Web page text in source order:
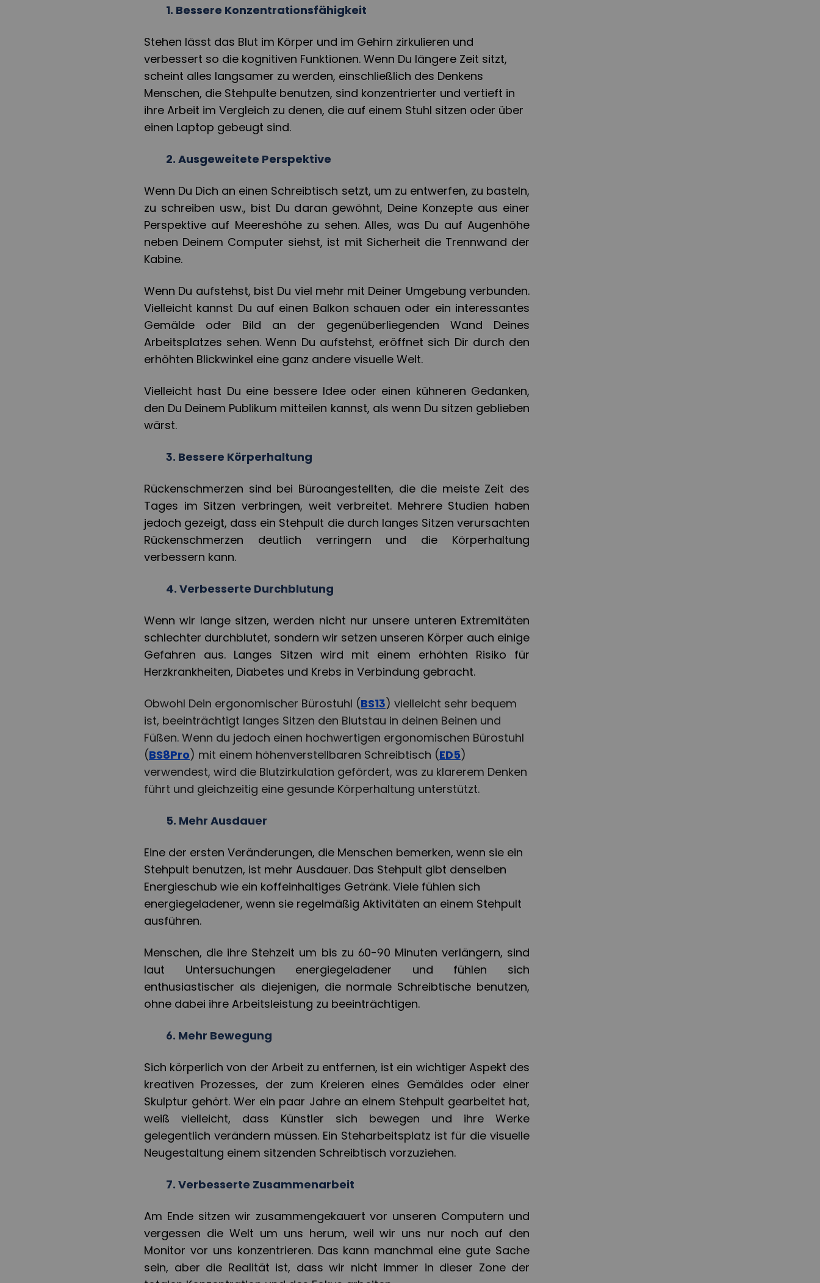
1. Bessere Konzentrationsfähigkeit
Stehen lässt das Blut im Körper und im Gehirn zirkulieren und
verbessert so die kognitiven Funktionen. Wenn Du längere Zeit sitzt,
scheint alles langsamer zu werden, einschließlich des Denkens
Menschen, die Stehpulte benutzen, sind konzentrierter und vertieft in
ihre Arbeit im Vergleich zu denen, die auf einem Stuhl sitzen oder über
einen Laptop gebeugt sind.
2. Ausgeweitete Perspektive
Wenn Du Dich an einen Schreibtisch setzt, um zu entwerfen, zu basteln,
zu schreiben usw., bist Du daran gewöhnt, Deine Konzepte aus einer
Perspektive auf Meereshöhe zu sehen. Alles, was Du auf Augenhöhe
neben Deinem Computer siehst, ist mit Sicherheit die Trennwand der
Kabine.
Wenn Du aufstehst, bist Du viel mehr mit Deiner Umgebung verbunden.
Vielleicht kannst Du auf einen Balkon schauen oder ein interessantes
Gemälde oder Bild an der gegenüberliegenden Wand Deines
Arbeitsplatzes sehen. Wenn Du aufstehst, eröffnet sich Dir durch den
erhöhten Blickwinkel eine ganz andere visuelle Welt.
Vielleicht hast Du eine bessere Idee oder einen kühneren Gedanken,
den Du Deinem Publikum mitteilen kannst, als wenn Du sitzen geblieben
wärst.
3. Bessere Körperhaltung
Rückenschmerzen sind bei Büroangestellten, die die meiste Zeit des
Tages im Sitzen verbringen, weit verbreitet. Mehrere Studien haben
jedoch gezeigt, dass ein Stehpult die durch langes Sitzen verursachten
Rückenschmerzen deutlich verringern und die Körperhaltung
verbessern kann.
4. Verbesserte Durchblutung
Wenn wir lange sitzen, werden nicht nur unsere unteren Extremitäten
schlechter durchblutet, sondern wir setzen unseren Körper auch einige
Gefahren aus. Langes Sitzen wird mit einem erhöhten Risiko für
Herzkrankheiten, Diabetes und Krebs in Verbindung gebracht.
Obwohl Dein ergonomischer Bürostuhl (BS13) vielleicht sehr bequem
ist, beeinträchtigt langes Sitzen den Blutstau in deinen Beinen und
Füßen. Wenn du jedoch einen hochwertigen ergonomischen Bürostuhl
(BS8Pro) mit einem höhenverstellbaren Schreibtisch (ED5)
verwendest, wird die Blutzirkulation gefördert, was zu klarerem Denken
führt und gleichzeitig eine gesunde Körperhaltung unterstützt.
5. Mehr Ausdauer
Eine der ersten Veränderungen, die Menschen bemerken, wenn sie ein
Stehpult benutzen, ist mehr Ausdauer. Das Stehpult gibt denselben
Energieschub wie ein koffeinhaltiges Getränk. Viele fühlen sich
energiegeladener, wenn sie regelmäßig Aktivitäten an einem Stehpult
ausführen.
Menschen, die ihre Stehzeit um bis zu 60-90 Minuten verlängern, sind
laut Untersuchungen energiegeladener und fühlen sich
enthusiastischer als diejenigen, die normale Schreibtische benutzen,
ohne dabei ihre Arbeitsleistung zu beeinträchtigen.
6. Mehr Bewegung
Sich körperlich von der Arbeit zu entfernen, ist ein wichtiger Aspekt des
kreativen Prozesses, der zum Kreieren eines Gemäldes oder einer
Skulptur gehört. Wer ein paar Jahre an einem Stehpult gearbeitet hat,
weiß vielleicht, dass Künstler sich bewegen und ihre Werke
gelegentlich verändern müssen. Ein Steharbeitsplatz ist für die visuelle
Neugestaltung einem sitzenden Schreibtisch vorzuziehen.
7. Verbesserte Zusammenarbeit
Am Ende sitzen wir zusammengekauert vor unseren Computern und
vergessen die Welt um uns herum, weil wir uns nur noch auf den
Monitor vor uns konzentrieren. Das kann manchmal eine gute Sache
sein, aber die Realität ist, dass wir nicht immer in dieser Zone der